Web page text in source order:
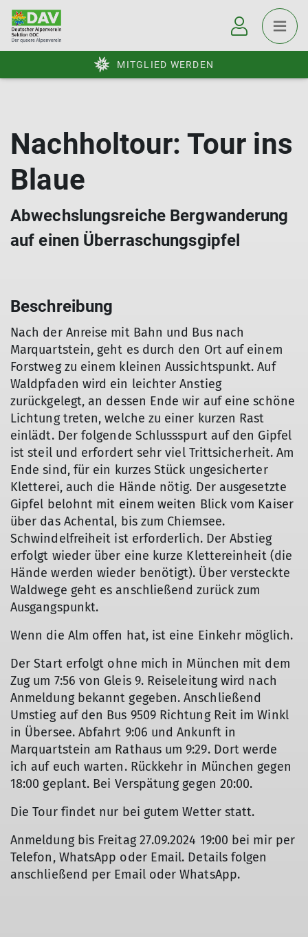
MITGLIED WERDEN
Nachholtour: Tour ins
Blaue
Abwechslungsreiche Bergwanderung
auf einen Überraschungsgipfel
Beschreibung
Nach der Anreise mit Bahn und Bus nach
Marquartstein, geht es durch den Ort auf einem
Forstweg zu einem kleinen Aussichtspunkt. Auf
Waldpfaden wird ein leichter Anstieg
zurückgelegt, an dessen Ende wir auf eine schöne
Lichtung treten, welche zu einer kurzen Rast
einlädt. Der folgende Schlussspurt auf den Gipfel
ist steil und erfordert sehr viel Trittsicherheit. Am
Ende sind, für ein kurzes Stück ungesicherter
Kletterei, auch die Hände nötig. Der ausgesetzte
Gipfel belohnt mit einem weiten Blick vom Kaiser
über das Achental, bis zum Chiemsee.
Schwindelfreiheit ist erforderlich. Der Abstieg
erfolgt wieder über eine kurze Klettereinheit (die
Hände werden wieder benötigt). Über versteckte
Waldwege geht es anschließend zurück zum
Ausgangspunkt.
Wenn die Alm offen hat, ist eine Einkehr möglich.
Der Start erfolgt ohne mich in München mit dem
Zug um 7:56 von Gleis 9. Reiseleitung wird nach
Anmeldung bekannt gegeben. Anschließend
Umstieg auf den Bus 9509 Richtung Reit im Winkl
in Übersee. Abfahrt 9:06 und Ankunft in
Marquartstein am Rathaus um 9:29. Dort werde
ich auf euch warten. Rückkehr in München gegen
18:00 geplant. Bei Verspätung gegen 20:00.
Die Tour findet nur bei gutem Wetter statt.
Anmeldung bis Freitag 27.09.2024 19:00 bei mir per
Telefon, WhatsApp oder Email. Details folgen
anschließend per Email oder WhatsApp.